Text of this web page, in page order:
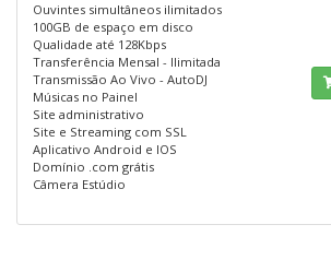
Ouvintes simultâneos ilimitados
100GB de espaço em disco
Qualidade até 128Kbps
Transferência Mensal - Ilimitada
Transmissão Ao Vivo - AutoDJ
Músicas no Painel
Site administrativo
Site e Streaming com SSL
Aplicativo Android e IOS
Domínio .com grátis
Câmera Estúdio